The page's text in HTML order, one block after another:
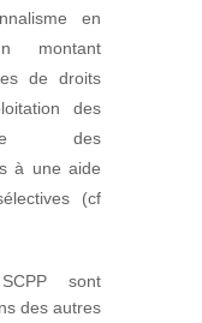
en
montant
de droits
des
des
à une aide
(cf
sont
des autres